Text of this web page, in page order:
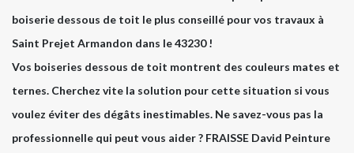
boiserie dessous de toit le plus conseillé pour vos travaux à
Saint Prejet Armandon dans le 43230 !
Vos boiseries dessous de toit montrent des couleurs mates et
ternes. Cherchez vite la solution pour cette situation si vous
voulez éviter des dégâts inestimables. Ne savez-vous pas la
professionnelle qui peut vous aider ? FRAISSE David Peinture